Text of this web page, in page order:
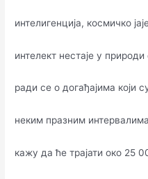
интелигенција, космичко
интелект нестаје у
ради се о догађајима који
неким празним
кажу да ће трајати око 25